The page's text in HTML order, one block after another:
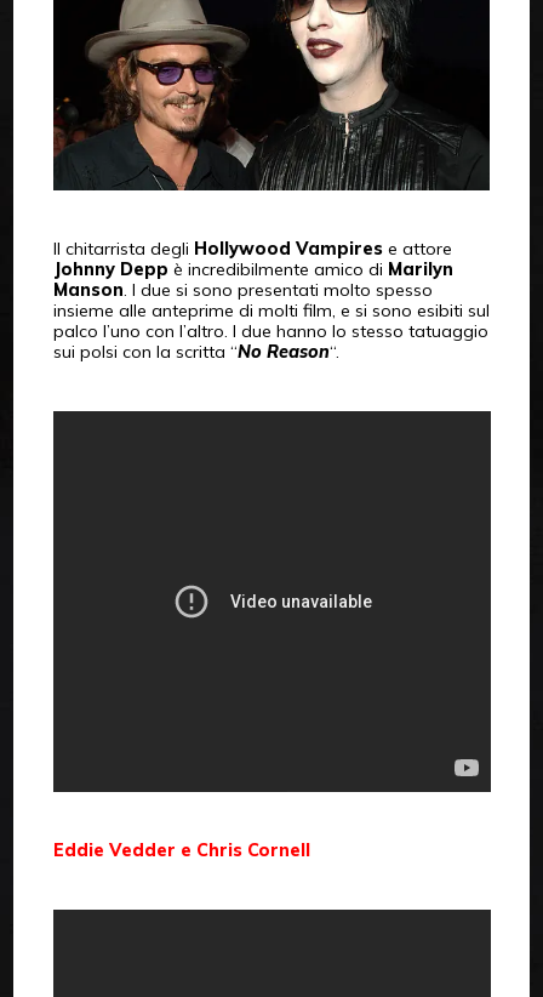
Il chitarrista degli Hollywood Vampirese attore
Johnny Depp è incredibilmente amico di Marilyn
Manson. I due si sono presentati molto spesso
insieme alle anteprime di molti film, e si sono esibiti sul
palco l’uno con l’altro. I due hanno lo stesso tatuaggio
sui polsi con la scritta “No Reason“.
Eddie Vedder e Chris Cornell